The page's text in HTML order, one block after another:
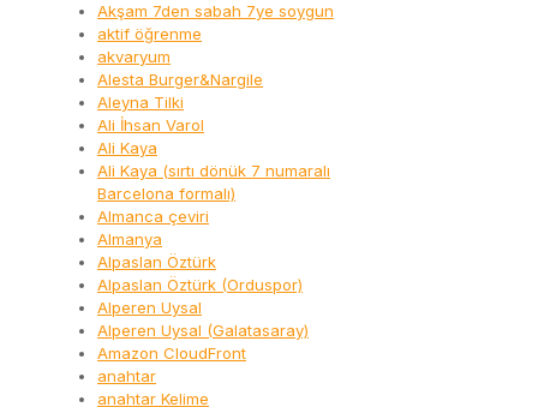
Akşam 7den sabah 7ye soygun
aktif öğrenme
akvaryum
Alesta Burger&Nargile
Aleyna Tilki
Ali İhsan Varol
Ali Kaya
Ali Kaya (sırtı dönük 7 numaralı
Barcelona formalı)
Almanca çeviri
Almanya
Alpaslan Öztürk
Alpaslan Öztürk (Orduspor)
Alperen Uysal
Alperen Uysal (Galatasaray)
Amazon CloudFront
anahtar
anahtar Kelime